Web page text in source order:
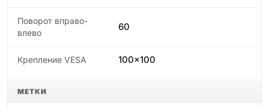
Поворот вправо-
влево
60
Крепление VESA 100x100
МЕТКИ